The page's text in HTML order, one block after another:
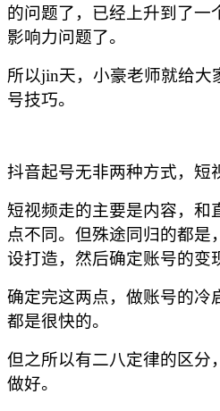
的问题了，已经上升到了一
影响力问题了。
所以jin天，小豪老师就给大
号技巧。
抖音起号无非两种方式，短
短视频走的主要是内容，和
点不同。但殊途同归的都是
设打造，然后确定账号的变
确定完这两点，做账号的冷
都是很快的。
但之所以有二八定律的区分
做好。